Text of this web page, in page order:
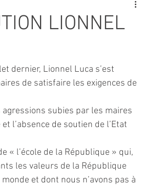
Activité culture & musique
LIONNEL
dernier, Lionnel Luca s’est
de satisfaire les exigences de
subies par les maires
l’absence de soutien de l’Etat
« l’école de la République » qui,
les valeurs de la République
et dont nous n’avons pas à